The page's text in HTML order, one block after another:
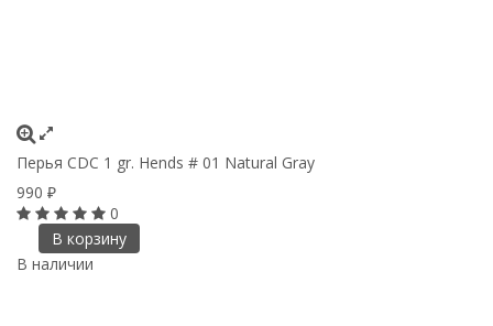
Перья CDC 1 gr. Hends # 01 Natural Gray
990 ₽
0
В корзину
В наличии